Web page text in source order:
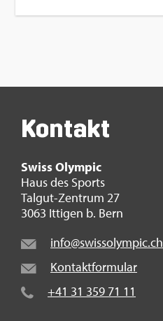
Kon­takt
Swiss Olym­pic
Haus des Sports
Tal­gut-Zen­trum 27
3063 It­ti­gen b. Bern
info@​swi​ssol​ympi​c.​ch
Kon­takt­for­mu­lar
+41 31 359 71 11